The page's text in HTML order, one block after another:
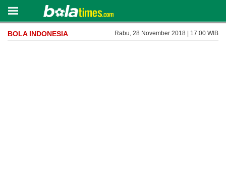
BOLA INDONESIA Rabu, 28 November 2018 | 17:00 WIB